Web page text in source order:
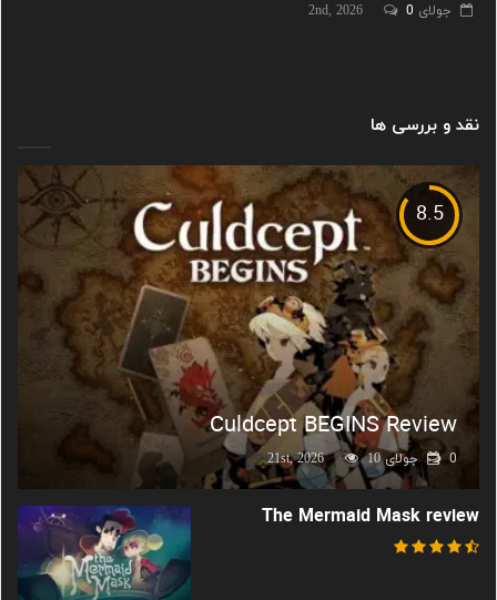
جولای 2nd, 2026 0
نقد و بررسی ها
8.5
Culdcept BEGINS Review
جولای 21st, 202610 0
The Mermaid Mask review